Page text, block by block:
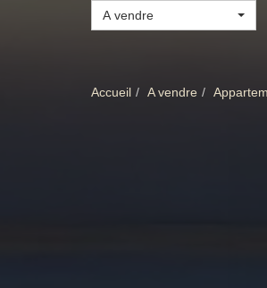
A vendre
Accueil A vendre